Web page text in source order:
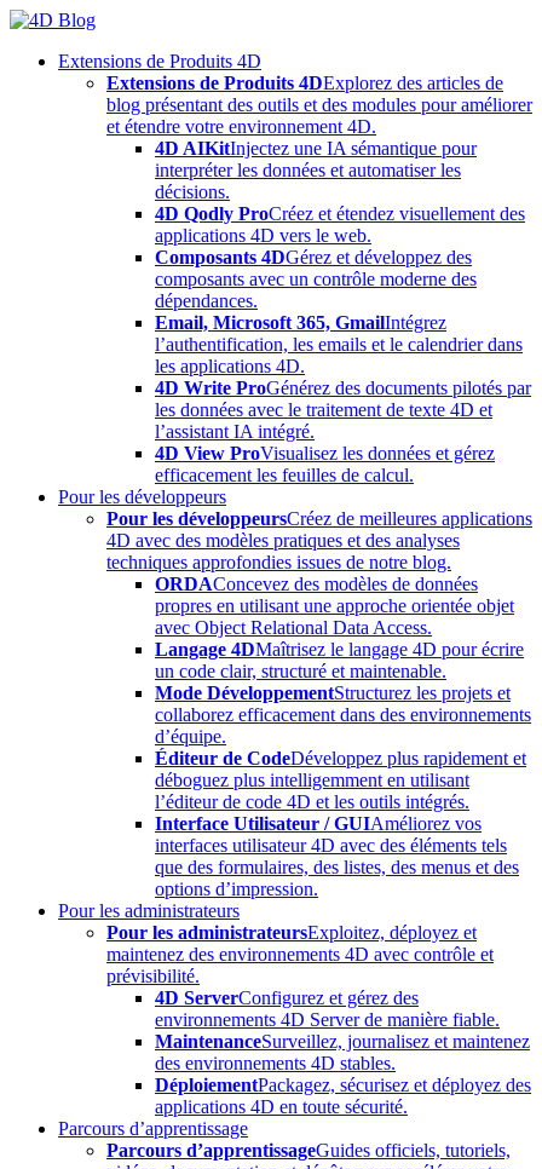
Skip
contentExtensions de Produits 4D
Extensions de Produits 4DExplorez des articles de
blog présentant des outils et des modules pour améliorer
et étendre votre environnement 4D.
4D AIKitInjectez une IA sémantique pour
interpréter les données et automatiser les
décisions.
4D Qodly ProCréez et étendez visuellement des
applications 4D vers le web.
Composants 4DGérez et développez des
composants avec un contrôle moderne des
dépendances.
Email, Microsoft 365, GmailIntégrez
l’authentification, les emails et le calendrier dans
les applications 4D.
4D Write ProGénérez des documents pilotés par
les données avec le traitement de texte 4D et
l’assistant IA intégré.
4D View ProVisualisez les données et gérez
efficacement les feuilles de calcul.
Pour les développeurs
Pour les développeursCréez de meilleures applications
4D avec des modèles pratiques et des analyses
techniques approfondies issues de notre blog.
ORDAConcevez des modèles de données
propres en utilisant une approche orientée objet
avec Object Relational Data Access.
Langage 4DMaîtrisez le langage 4D pour écrire
un code clair, structuré et maintenable.
Mode DéveloppementStructurez les projets et
collaborez efficacement dans des environnements
d’équipe.
Éditeur de CodeDéveloppez plus rapidement et
déboguez plus intelligemment en utilisant
l’éditeur de code 4D et les outils intégrés.
Interface Utilisateur / GUIAméliorez vos
interfaces utilisateur 4D avec des éléments tels
que des formulaires, des listes, des menus et des
options d’impression.
Pour les administrateurs
Pour les administrateursExploitez, déployez et
maintenez des environnements 4D avec contrôle et
prévisibilité.
4D ServerConfigurez et gérez des
environnements 4D Server de manière fiable.
MaintenanceSurveillez, journalisez et maintenez
des environnements 4D stables.
DéploiementPackagez, sécurisez et déployez des
applications 4D en toute sécurité.
Parcours d’apprentissage
Parcours d’apprentissageGuides officiels, tutoriels,